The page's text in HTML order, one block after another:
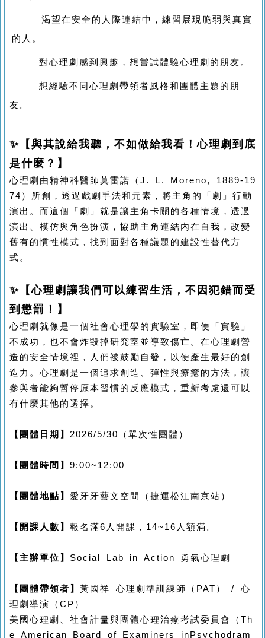
渴望在安全的人際連結中，練習展現脆弱與真實
的人。
對心理劇感到興趣，想嘗試體驗心理劇的朋友。
想經驗不同心理劇帶領者風格和團體主題的朋
友。
✨ 【與其說給我聽，不如做給我看！心理劇到底
是什麼？】
心理劇由精神科醫師莫雷諾（ J. L. Moreno, 1889-19
74 ）所創，透過戲劇手法和元素，將主角的「劇」行動
演出。而這個「劇」就是讓主角卡關的各種情境，透過
演出、模仿與角色扮演，協助主角連結內在自我，改變
舊有的慣性模式，找到面對各種議題的建設性替代方
式。
✨ 【心理劇讓我們可以練習生活，不因犯錯而受
到懲罰！】
心理劇就像是一個社會心理學的實驗室，即便「實驗」
不成功，也不會炸毀掉研究室並導致傷亡。在心理劇營
造的安全情境裡，人們被鼓勵自發，以便產生最好的創
造力。心理劇是一個追求創造、彈性與療癒的方法，讓
參與者能夠暫停原本習慣的反應模式，重新考慮還可以
有什麼其他的選擇。
【團體日期】 2026/5/30 （單次性團體）
【團體時間】 9:00~12:00
【團體地點】 愛牙牙藝文空間（捷運松江南京站）
【開課人數】 報名滿6 人開課， 14~16 人額滿。
【主辦單位】 Social Lab in Action 勇氣心理劇
【團體帶領者】 黃國祥 心理劇準訓練師（ PAT ） / 心
理劇導演（ CP ）
美國心理劇、社會計量與團體心理治療考試委員會（ Th
e American Board of Examiners inPsychodram